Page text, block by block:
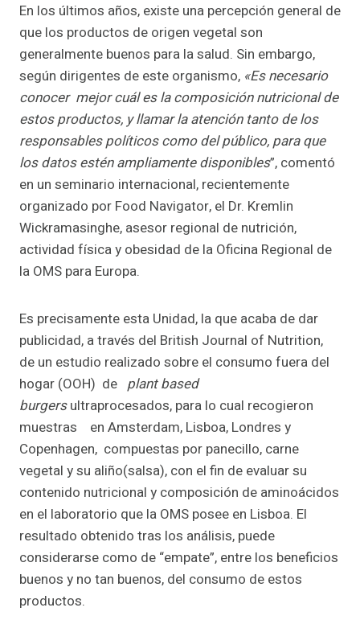
En los últimos años, existe una percepción general de
que los productos de origen vegetal son
generalmente buenos para la salud. Sin embargo,
según dirigentes de este organismo, «Es necesario
conocer mejor cuál es la composición nutricional de
estos productos, y llamar la atención tanto de los
responsables políticos como del público, para que
los datos estén ampliamente disponibles”, comentó
en un seminario internacional, recientemente
organizado por Food Navigator, el Dr. Kremlin
Wickramasinghe, asesor regional de nutrición,
actividad física y obesidad de la Oficina Regional de
la OMS para Europa.
Es precisamente esta Unidad, la que acaba de dar
publicidad, a través del British Journal of Nutrition,
de un estudio realizado sobre el consumo fuera del
hogar (OOH) de plant based
burgersultraprocesados, para lo cual recogieron
muestras en Amsterdam, Lisboa, Londres y
Copenhagen, compuestas por panecillo, carne
vegetal y su aliño(salsa), con el fin de evaluar su
contenido nutricional y composición de aminoácidos
en el laboratorio que la OMS posee en Lisboa. El
resultado obtenido tras los análisis, puede
considerarse como de “empate”, entre los beneficios
buenos y no tan buenos, del consumo de estos
productos.